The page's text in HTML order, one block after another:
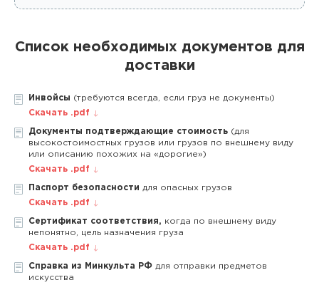
Список необходимых документов для
доставки
Инвойсы (требуются всегда, если груз не документы)
Скачать .pdf
Документы подтверждающие стоимость (для
высокостоимостных грузов или грузов по внешнему виду
или описанию похожих на «дорогие»)
Скачать .pdf
Паспорт безопасности для опасных грузов
Скачать .pdf
Сертификат соответствия, когда по внешнему виду
непонятно, цель назначения груза
Скачать .pdf
Справка из Минкульта РФ для отправки предметов
искусства